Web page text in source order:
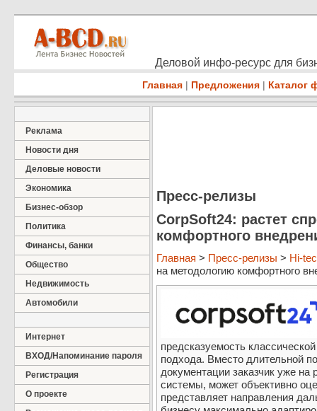
Деловой инфо-ресурс для
Главная | Предложения | Каталог
Реклама
Новости дня
Деловые новости
Экономика
Бизнес-обзор
Политика
Финансы, банки
Общество
Недвижимость
Автомобили
Интернет
ВХОД/Напоминание пароля
Регистрация
О проекте
Пресс-релизы
CorpSoft24: растет
комфортного
Главная > Пресс-релизы > Hi-
на методологию комфортного
предсказуемость
подхода. Вместо длительной
документации заказчик уже на
системы, может объективно
представляет направления